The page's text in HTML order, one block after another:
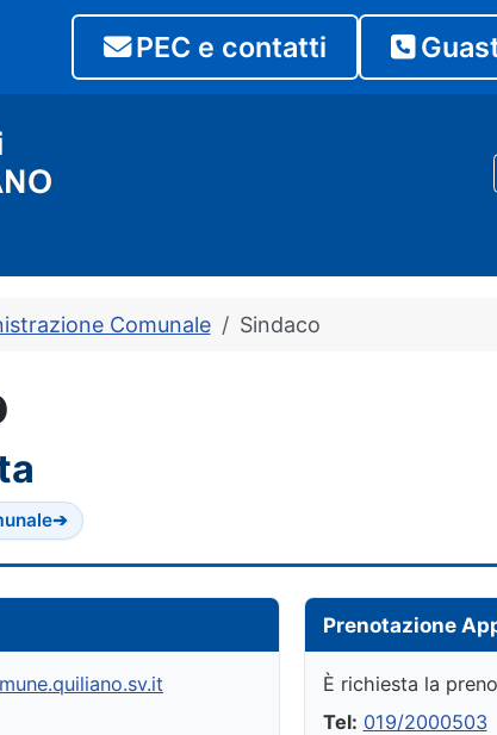
PEC e contatti
Comunale Sindaco
➔
Prenotazione
È richiesta la
Tel: 019/2000503